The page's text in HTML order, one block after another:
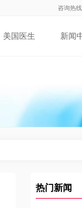
咨询热
美国医生 新闻
热门新闻